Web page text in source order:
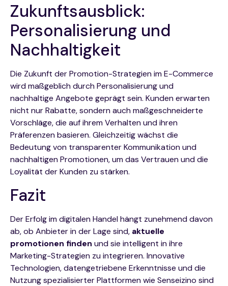
Zukunftsausblick:
Personalisierung und
Nachhaltigkeit
Die Zukunft der Promotion-Strategien im E-Commerce
wird maßgeblich durch Personalisierung und
nachhaltige Angebote geprägt sein. Kunden erwarten
nicht nur Rabatte, sondern auch maßgeschneiderte
Vorschläge, die auf ihrem Verhalten und ihren
Präferenzen basieren. Gleichzeitig wächst die
Bedeutung von transparenter Kommunikation und
nachhaltigen Promotionen, um das Vertrauen und die
Loyalität der Kunden zu stärken.
Fazit
Der Erfolg im digitalen Handel hängt zunehmend davon
ab, ob Anbieter in der Lage sind, aktuelle
promotionen finden und sie intelligent in ihre
Marketing-Strategien zu integrieren. Innovative
Technologien, datengetriebene Erkenntnisse und die
Nutzung spezialisierter Plattformen wie Senseizino sind